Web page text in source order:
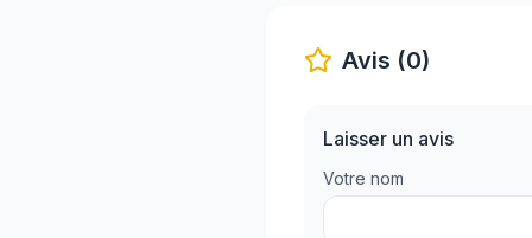
Avis (0)
Laisser un avis
Votre nom